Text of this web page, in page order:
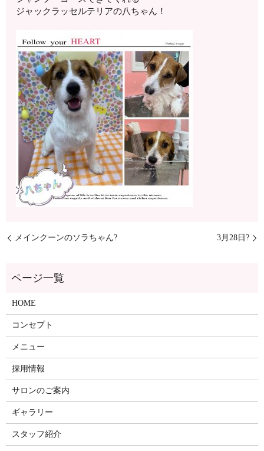
ジャックラッセルテリアの八ちゃん！
メインクーンのソラちゃん? 3月28日?
ページ一覧
HOME
コンセプト
メニュー
採用情報
サロンのご案内
ギャラリー
スタッフ紹介